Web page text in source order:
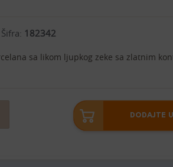
Šifra: 182342
sa likom ljupkog zeke sa zlatnim
DODAJTE